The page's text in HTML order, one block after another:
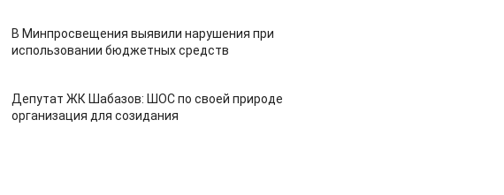
В Минпросвещения выявили нарушения при
использовании бюджетных средств
Депутат ЖК Шабазов: ШОС по своей природе
организация для созидания